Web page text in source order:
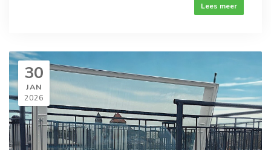
Lees meer
30
JAN
2026